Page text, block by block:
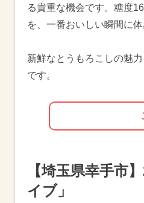
る貴重な機会です。糖度
を、一番おいしい瞬間に体
新鮮なとうもろこしの魅
です。
【埼玉県幸手市
イブ」